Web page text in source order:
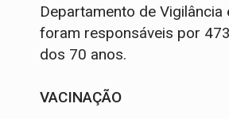
Departamento de
foram responsáveis por
dos 70 anos.
VACINAÇÃO